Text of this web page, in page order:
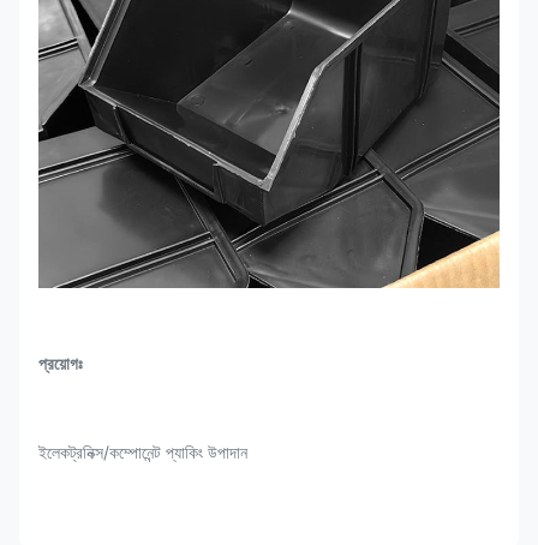
প্রয়োগঃ
ইলেকট্রনিক্স/কম্পোনেন্ট প্যাকিং উপাদান